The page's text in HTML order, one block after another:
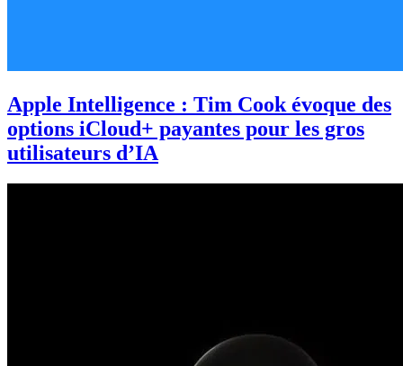
Apple Intelligence : Tim Cook évoque des
options iCloud+ payantes pour les gros
utilisateurs d’IA